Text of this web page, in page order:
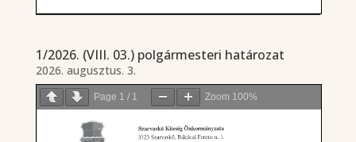
1/2026. (VIII. 03.) polgármesteri határozat
2026. augusztus. 3.
Page 1 / 1 Zoom 100%